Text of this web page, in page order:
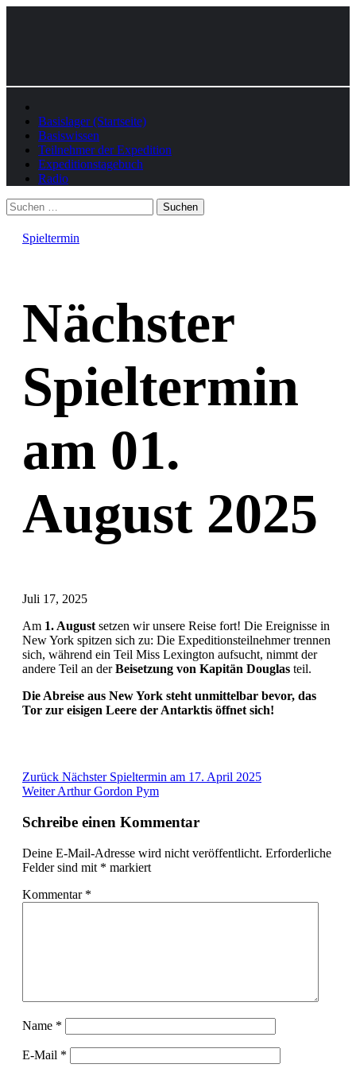
madness
network
Basislager (Startseite)
Basiswissen
Teilnehmer der Expedition
Expeditionstagebuch
Radio
Spieltermin
Nächster
Spieltermin
am 01.
August 2025
Juli 17, 2025
Am 1. August setzen wir unsere Reise fort! Die Ereignisse in
New York spitzen sich zu: Die Expeditionsteilnehmer trennen
sich, während ein Teil Miss Lexington aufsucht, nimmt der
andere Teil an derBeisetzung von Kapitän Douglas teil.
Die Abreise aus New York steht unmittelbar bevor, das
Tor zur eisigen Leere der Antarktis öffnet sich!
Zurück Nächster Spieltermin am 17. April 2025
WeiterArthur Gordon Pym
Schreibe einen Kommentar
Deine E-Mail-Adresse wird nicht veröffentlicht. Erforderliche
Felder sind mit * markiert
Kommentar *
Name *
E-Mail *